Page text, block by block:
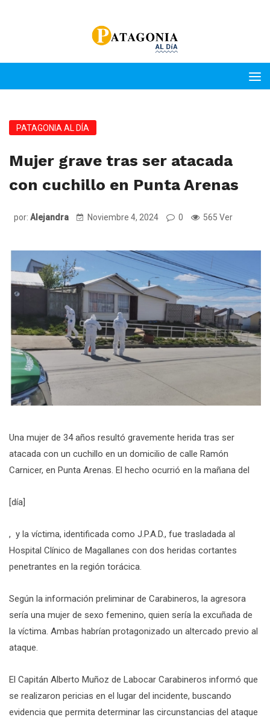
PATAGONIA AL DÍA
Mujer grave tras ser atacada
con cuchillo en Punta Arenas
por: Alejandra Noviembre 4, 2024 0 565 Ver
Una mujer de 34 años resultó gravemente herida tras ser
atacada con un cuchillo en un domicilio de calle Ramón
Carnicer, en Punta Arenas. El hecho ocurrió en la mañana del
[día]
, y la víctima, identificada como J.P.A.D., fue trasladada al
Hospital Clínico de Magallanes con dos heridas cortantes
penetrantes en la región torácica.
Según la información preliminar de Carabineros, la agresora
sería una mujer de sexo femenino, quien sería la excuñada de
la víctima. Ambas habrían protagonizado un altercado previo al
ataque.
El Capitán Alberto Muñoz de Labocar Carabineros informó que
se realizaron pericias en el lugar del incidente, buscando
evidencia que permita determinar las circunstancias del ataque